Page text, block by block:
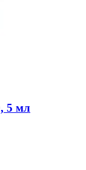
5 мл